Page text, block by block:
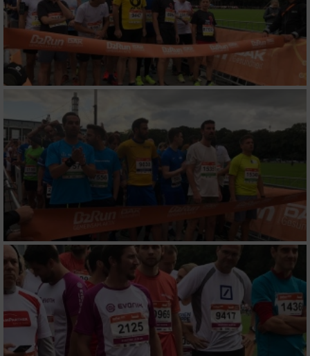
Verwendung von Profilen zur Auswahl
personalisierter Inhalte
Messung der Werbeleistung
Messung der Performance von Inhalten
Analyse von Zielgruppen durch Statistiken
oder Kombinationen von Daten aus
verschiedenen Quellen
Entwicklung und Verbesserung der Angebote
Verwendung reduzierter Daten zur Auswahl
von Inhalten
IAB-Besonderheiten:
Verwendung genauer Standortdaten
Geräte anhand von aktiv angeforderten
Informationen identifizieren